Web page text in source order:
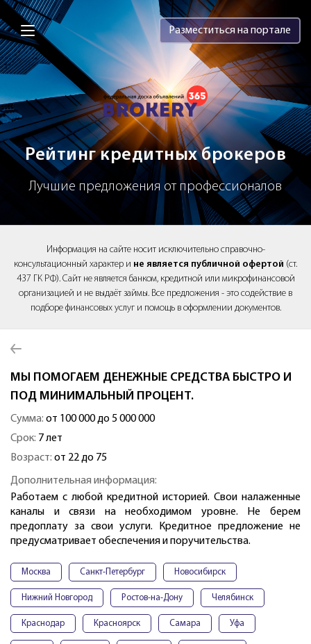
Brokery365 - Рейтинг кредитных
Разместиться на портале
Рейтинг кредитных брокеров
Лучшие предложения от профессионалов
Информация на сайте носит исключительно справочно-
консультационный характер и не является публичной офертой (ст.
437 ГК РФ). Сайт не является банком, кредитной или микрофинансовой
организацией и не выдаёт займы. Все предложения - это содействие в
подборе финансовых услуг и помощь в оформлении документов.
МЫ ПОМОГАЕМ ДЕНЕЖНЫЕ СРЕДСТВА БЫСТРО И
ПОД МИНИМАЛЬНЫЙ ПРОЦЕНТ.
Сумма: от 100 000 до 5 000 000
Срок: 7 лет
Возраст: от 22 до 75
Дополнительная информация:
Работаем с любой кредитной историей. Свои налаженные
каналы и связи на необходимом уровне. Не берем
предоплату за свои услуги. Кредитное предложение не
предусматривает обеспечения и поручительства.
Москва Санкт-Петербург Новосибирск
Нижний Новгород Ростов-на-Дону Челябинск
Краснодар Красноярск Самара Уфа